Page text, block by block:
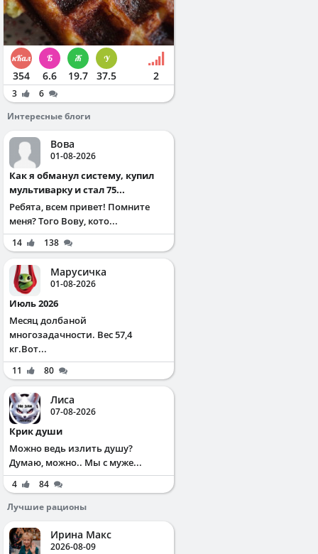
354 6.6 19.7 37.5 2
3
6
Интересные блоги
Вова
01-08-2026
Как я обманул систему, купил
мультиварку и стал 75...
Ребята, всем привет! Помните
меня? Того Вову, кото...
14 138
Марусичка
01-08-2026
Июль 2026
Месяц долбаной
многозадачности. Вес 57,4
кг.Вот...
11 80
Лиса
07-08-2026
Крик души
Можно ведь излить душу?
Думаю, можно.. Мы с муже...
4
84
Лучшие рационы
Ирина Макс
2026-08-09